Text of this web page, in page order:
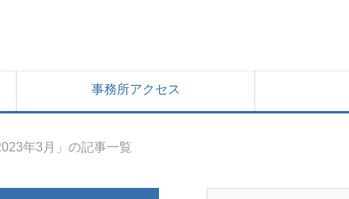
事務所アクセス
年3月」の記事一覧